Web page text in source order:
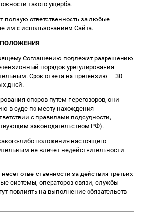
такого ущерба.
полную ответственность за любые
им с использованием Сайта.
Соглашению подлежат разрешению
порядок урегулирования
Срок ответа на претензию — 30
дней.
споров путем переговоров, они
в суде по месту нахождения
с правилами подсудности,
законодательством РФ).
либо положения настоящего
не влечет недействительности
ответственности за действия третьих
системы, операторов связи, службы
повлиять на выполнение обязательств